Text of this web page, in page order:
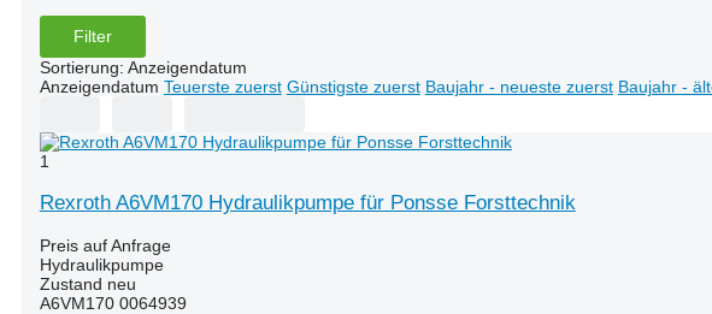
Filter
Sortierung: Anzeigendatum
Anzeigendatum Teuerste zuerst Günstigste zuerst Baujahr - neueste zuerst Baujahr -
1
Rexroth A6VM170 Hydraulikpumpe für Ponsse Forsttechnik
Preis auf Anfrage
Hydraulikpumpe
Zustand neu
A6VM170 0064939